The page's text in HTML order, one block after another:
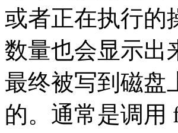
或者正在执行的
数量也会显示出
最终被写到磁盘
的。通常是调用